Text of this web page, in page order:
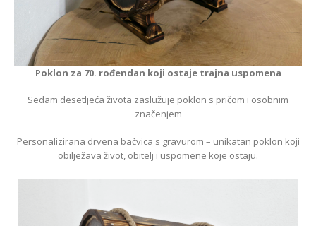
Poklon za 70. rođendan koji ostaje trajna uspomena
Sedam desetljeća života zaslužuje poklon s pričom i osobnim
značenjem
Personalizirana drvena bačvica s gravurom – unikatan poklon koji
obilježava život, obitelj i uspomene koje ostaju.